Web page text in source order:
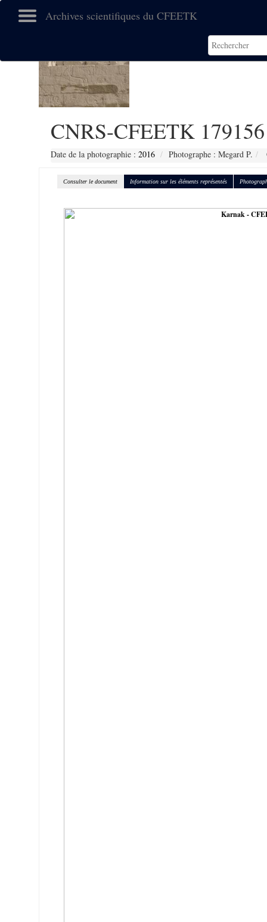
Archives scientifiques du CFEETK
CNRS-CFEETK 179156
Date de la photographie : 2016 Photographe : Megard P.
Consulter le document Information sur les éléments représentés